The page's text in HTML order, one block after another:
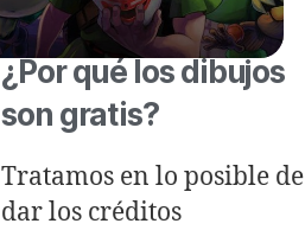
¿Por qué los dibujos
son gratis?
Tratamos en lo posible de
dar los créditos